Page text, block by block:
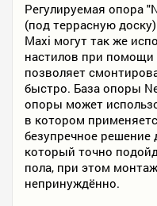
Регулируемая опора
(под террасную
Maxi могут так же
настилов при
позволяет
быстро. База опоры
опоры может
в котором
безупречное решение
который точно
пола, при этом
непринуждённо.